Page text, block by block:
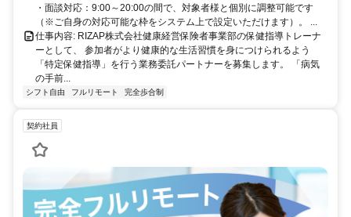
・面談対応：9:00～20:00の間で、対象者様と個別に調整可能です
（※ご自身の対応可能な枠をシステム上で設定いただけます）。 ...
仕事内容: RIZAP株式会社健康経営保険者事業部の保健指導トレーナ
ーとして、 参加者がより健康的な生活習慣を身につけられるよう
「特定保健指導」を行う業務委託パートナーを募集します。 「病気
の手前...
シフト自由 フルリモート 完全歩合制
契約社員